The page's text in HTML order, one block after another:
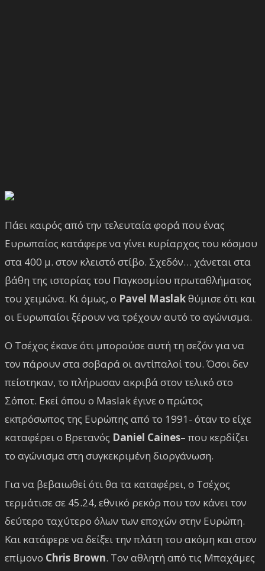
Πάει καιρός από την τελευταία φορά που ένας
Ευρωπαίος κατάφερε να γίνει κυρίαρχος του κόσμου
στα 400 μ. στον κλειστό στίβο. Σχεδόν… χάνεται στα
βάθη της ιστορίας του Παγκοσμίου πρωταθλήματος
του χειμώνα. Κι όμως, ο Pavel Maslakθύμισε ότι και
οι Ευρωπαίοι ξέρουν να τρέχουν αυτό το αγώνισμα.
Ο Τσέχος έκανε ότι μπορούσε αυτή τη σεζόν για να
τον πάρουν στα σοβαρά οι αντίπαλοί του. Όσοι δεν
πείστηκαν, το πλήρωσαν ακριβά στον τελικό στο
Σόποτ. Εκεί όπου ο Maslak έγινε ο πρώτος
εκπρόσωπος της Ευρώπης από το 1991- όταν το είχε
καταφέρει ο Βρετανός Daniel Caines– που κερδίζει
το αγώνισμα στη συγκεκριμένη διοργάνωση.
Για να βεβαιωθεί ότι θα τα καταφέρει, ο Τσέχος
τερμάτισε σε 45.24, εθνικό ρεκόρ που τον κάνει τον
δεύτερο ταχύτερο όλων των εποχών στην Ευρώπη.
Και κατάφερε να δείξει την πλάτη του ακόμη και στον
επίμονο Chris Brown. Τον αθλητή από τις Μπαχάμες